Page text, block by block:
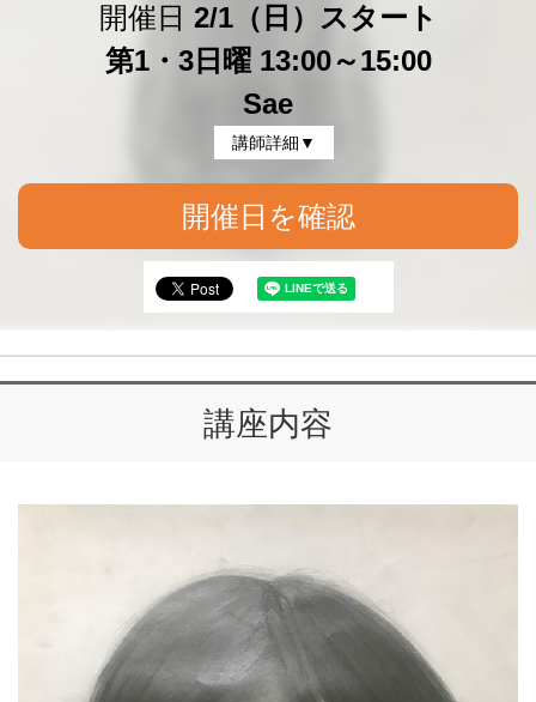
開催日 2/1（日）スタート
第1・3日曜 13:00～15:00
Sae
講師詳細▼
開催日を確認
講座内容